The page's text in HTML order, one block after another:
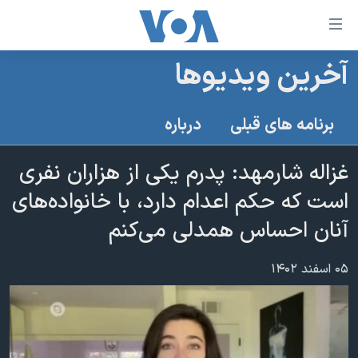
لینکهای
قابل
دسترسی
محتوای
اصلی
جهش
به
صفحه
جهش
به
جستجو
خانه
نسخه سبک وب‌سایت
موضوع ها
ایران
آمریکا
جهان
گزیده‌ها
ویژه برنامه‌ها
برنامه های تلویزیونی
جدول برنامه ها
صفحه‌های ویژه
عملیات خشم حماسی
بایگانی برنامه‌های تلویزیونی
پخش رادیویی
یادگیری زبان انگلیسی
آخرین ویدیوها
برنامه های قبلی درباره
غزاله شارمهد: پدرم یکی از هزاران نفری
است که حکم اعدام دارد، با خانواده‌‌های
آنان احساس همدلی می‌کنم
۰۵ اسفند ۱۴۰۲